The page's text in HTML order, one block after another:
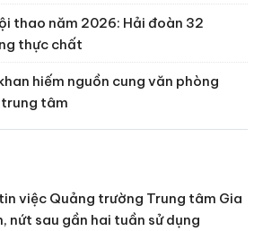
thao năm 2026: Hải đoàn 32
thực chất
hiếm nguồn cung văn phòng
trung tâm
việc Quảng trường Trung tâm Gia
nứt sau gần hai tuần sử dụng